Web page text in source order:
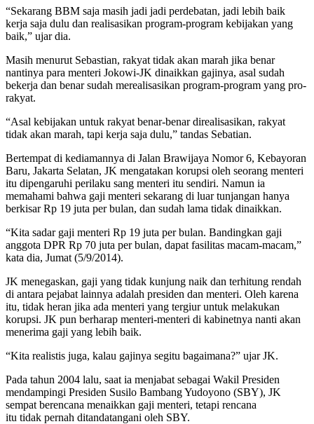
“Sekarang BBM saja masih jadi jadi perdebatan, jadi lebih baik
kerja saja dulu dan realisasikan program-program kebijakan yang
baik,” ujar dia.
Masih menurut Sebastian, rakyat tidak akan marah jika benar
nantinya para menteri Jokowi-JK dinaikkan gajinya, asal sudah
bekerja dan benar sudah merealisasikan program-program yang pro-
rakyat.
“Asal kebijakan untuk rakyat benar-benar direalisasikan, rakyat
tidak akan marah, tapi kerja saja dulu,” tandas Sebatian.
Bertempat di kediamannya di Jalan Brawijaya Nomor 6, Kebayoran
Baru, Jakarta Selatan, JK mengatakan korupsi oleh seorang menteri
itu dipengaruhi perilaku sang menteri itu sendiri. Namun ia
memahami bahwa gaji menteri sekarang di luar tunjangan hanya
berkisar Rp 19 juta per bulan, dan sudah lama tidak dinaikkan.
“Kita sadar gaji menteri Rp 19 juta per bulan. Bandingkan gaji
anggota DPR Rp 70 juta per bulan, dapat fasilitas macam-macam,”
kata dia, Jumat (5/9/2014).
JK menegaskan, gaji yang tidak kunjung naik dan terhitung rendah
di antara pejabat lainnya adalah presiden dan menteri. Oleh karena
itu, tidak heran jika ada menteri yang tergiur untuk melakukan
korupsi. JK pun berharap menteri-menteri di kabinetnya nanti akan
menerima gaji yang lebih baik.
“Kita realistis juga, kalau gajinya segitu bagaimana?” ujar JK.
Pada tahun 2004 lalu, saat ia menjabat sebagai Wakil Presiden
mendampingi Presiden Susilo Bambang Yudoyono (SBY), JK
sempat berencana menaikkan gaji menteri, tetapi rencana
itu tidak pernah ditandatangani oleh SBY.